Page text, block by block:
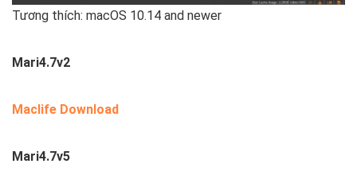
Tương thích: macOS 10.14 and newer
Mari4.7v2
Maclife Download
Mari4.7v5